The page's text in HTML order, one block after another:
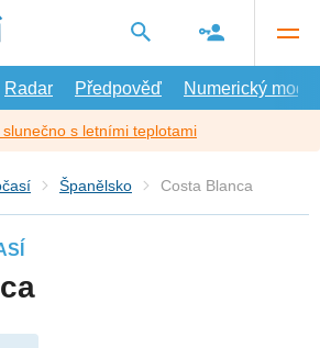
Radar Předpověď Numerický model
slunečno s letními teplotami
Španělsko Costa Blanca